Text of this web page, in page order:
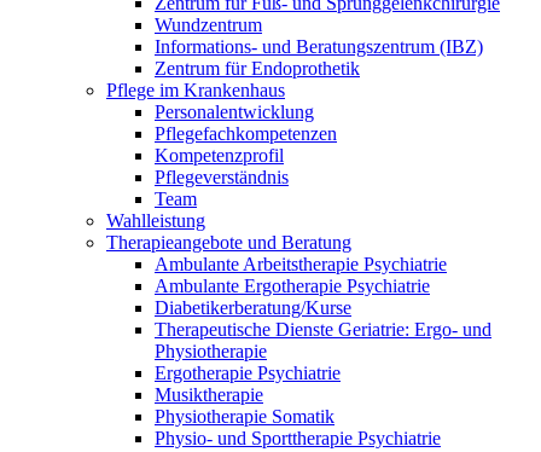
Wundzentrum
Informations- und Beratungszentrum (IBZ)
Zentrum für Endoprothetik
Pflege im Krankenhaus
Personalentwicklung
Pflegefachkompetenzen
Kompetenzprofil
Pflegeverständnis
Team
Wahlleistung
Therapieangebote und Beratung
Ambulante Arbeitstherapie Psychiatrie
Ambulante Ergotherapie Psychiatrie
Diabetikerberatung/Kurse
Therapeutische Dienste Geriatrie: Ergo- und
Physiotherapie
Ergotherapie Psychiatrie
Musiktherapie
Physiotherapie Somatik
Physio- und Sporttherapie Psychiatrie